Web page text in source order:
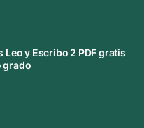
Leo y Escribo 2 PDF gratis
grado